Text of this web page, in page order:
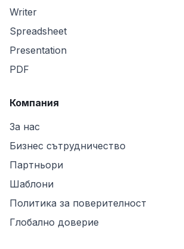
Writer
Spreadsheet
Presentation
PDF
Компания
За нас
Бизнес сътрудничество
Партньори
Шаблони
Политика за поверителност
Глобално доверие